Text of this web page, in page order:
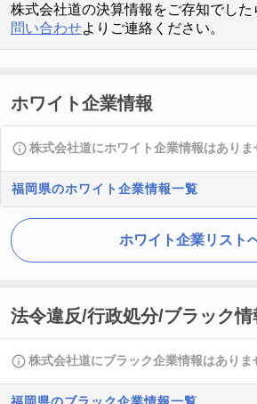
株式会社道の決算情報をご存知でし
問い合わせよりご連絡ください。
ホワイト企業情報
株式会社道にホワイト企業情報はありま
福岡県のホワイト企業情報一覧
ホワイト企業リスト
法令違反/行政処分/ブラック情
株式会社道にブラック企業情報はありま